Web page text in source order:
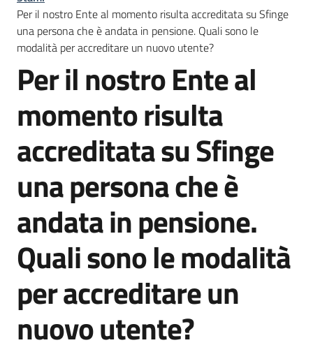
Novità
Programmi
Opportunità
Progetti
e
attività
Menu selezionato
Servizi
Per il nostro Ente al momento risulta accreditata su Sfinge
una persona che è andata in pensione. Quali sono le
modalità per accreditare un nuovo utente?
Salta al contenuto
Per il nostro Ente al
momento risulta
accreditata su Sfinge
una persona che è
andata in pensione.
Quali sono le modalità
per accreditare un
nuovo utente?